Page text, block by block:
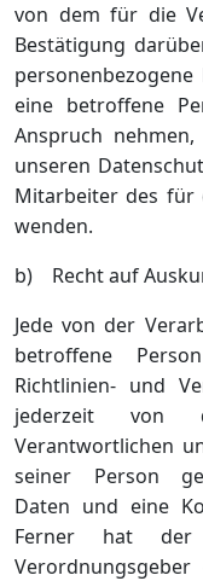
von dem für die
Bestätigung
eine betroffene
Anspruch
unseren
Mitarbeiter des für
wenden.
b) Recht auf
Jede von der
betroffene
Richtlinien- und
jederzeit von
Verantwortlichen
seiner Person
Daten und eine
Ferner hat der